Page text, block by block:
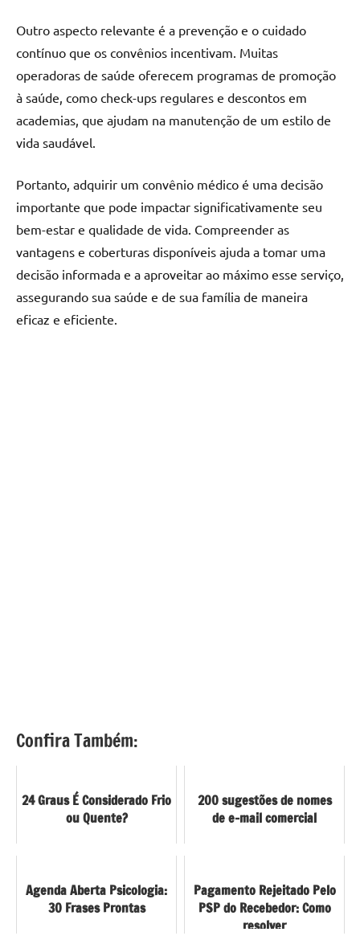
Outro aspecto relevante é a prevenção e o cuidado
contínuo que os convênios incentivam. Muitas
operadoras de saúde oferecem programas de promoção
à saúde, como check-ups regulares e descontos em
academias, que ajudam na manutenção de um estilo de
vida saudável.
Portanto, adquirir um convênio médico é uma decisão
importante que pode impactar significativamente seu
bem-estar e qualidade de vida. Compreender as
vantagens e coberturas disponíveis ajuda a tomar uma
decisão informada e a aproveitar ao máximo esse serviço,
assegurando sua saúde e de sua família de maneira
eficaz e eficiente.
Confira Também:
24 Graus É Considerado Frio
ou Quente?
200 sugestões de nomes
de e-mail comercial
Agenda Aberta Psicologia:
30 Frases Prontas
Pagamento Rejeitado Pelo
PSP do Recebedor: Como
resolver